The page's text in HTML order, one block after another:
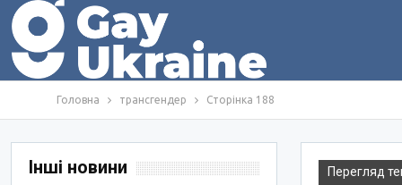
Головна трансгендер Сторінка 188
Перегляд
Інші новини